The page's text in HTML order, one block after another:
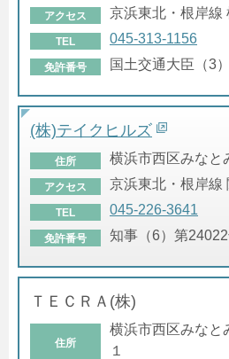
アクセス 京浜東北・根岸線
TEL 045-313-1156
免許番号 国土交通大臣（3
(株)テイクヒルズ
住所 横浜市西区みなと
アクセス 京浜東北・根岸線
TEL 045-226-3641
免許番号 知事（6）第
ＴＥＣＲＡ(株)
住所
横浜市西区みなと
１